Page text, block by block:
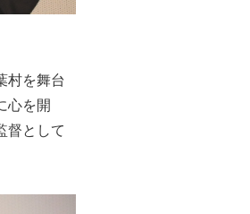
村を舞台
心を開
督として